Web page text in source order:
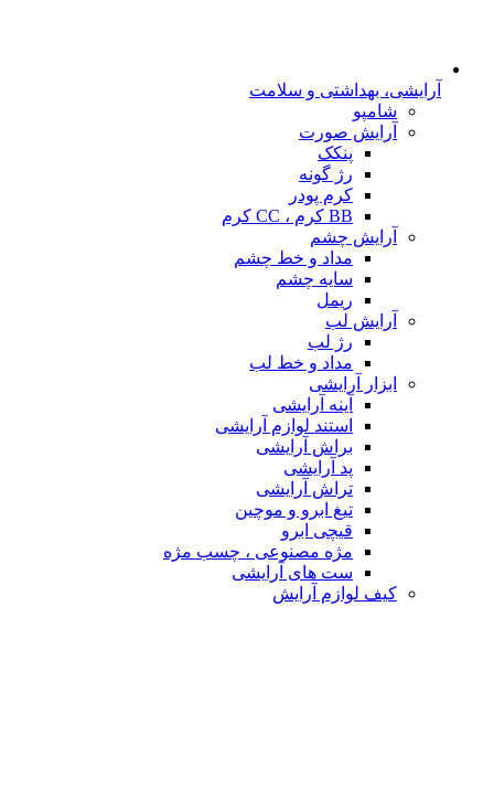
آرایشی، بهداشتی و سلامت
شامپو
آرایش صورت
پنکک
رژ گونه
کرم پودر
BB کرم ، CC کرم
آرایش چشم
مداد و خط چشم
سایه چشم
ریمل
آرایش لب
رژ لب
مداد و خط لب
ابزار آرایشی
آینه آرایشی
استند لوازم آرایشی
براش آرایشی
پد آرایشی
تراش آرایشی
تیغ ابرو و موچین
قیچی ابرو
مژه مصنوعی ، چسب مژه
ست های آرایشی
کیف لوازم آرایش